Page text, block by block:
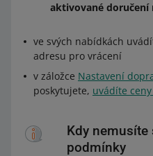
aktivované doručení
ve svých nabídkách
adresu pro vrácení
v záložce Nastavení
poskytujete, uvádíte
Kdy
podmínky